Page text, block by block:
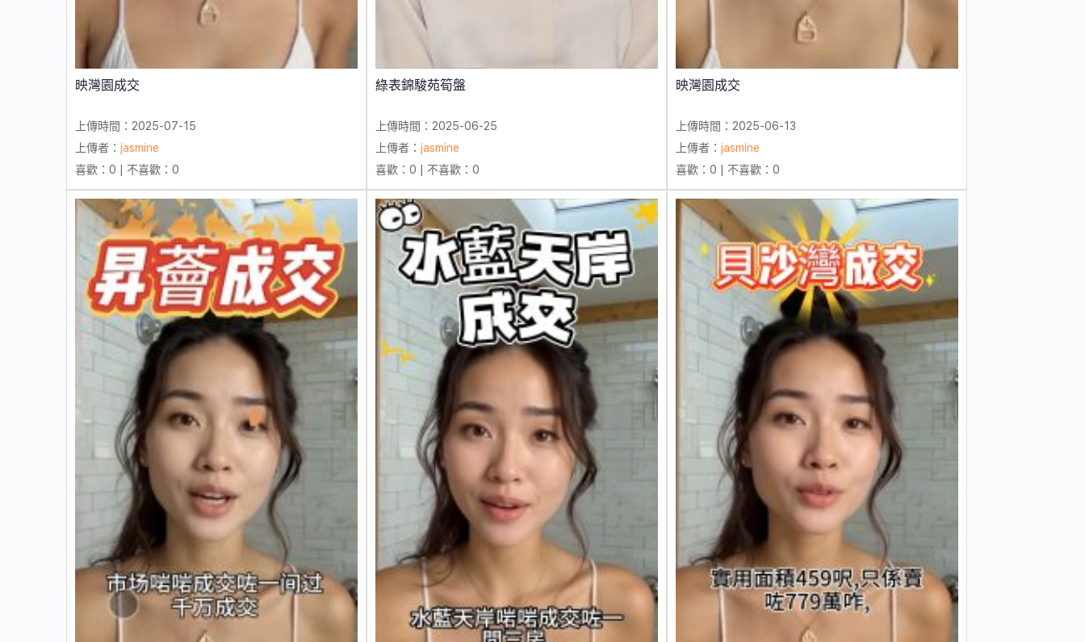
映灣園成交
上傳時間：2025-07-15
上傳者： jasmine
喜歡：0 | 不喜歡：0
綠表錦駿苑筍盤
上傳時間：2025-06-25
上傳者： jasmine
喜歡：0 | 不喜歡：0
映灣園成交
上傳時間：2025-06-13
上傳者： jasmine
喜歡：0 | 不喜歡：0